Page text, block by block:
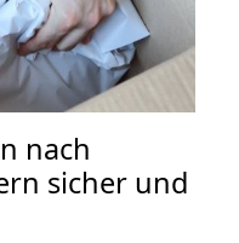
nach
sicher und